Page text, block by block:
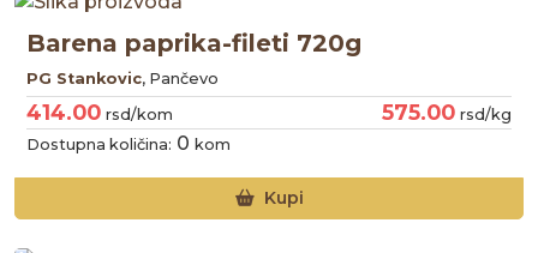
Barena paprika-fileti 720g
PG Stankovic, Pančevo
414.00 rsd/kom 575.00 rsd/kg
Dostupna količina: 0 kom
Kupi